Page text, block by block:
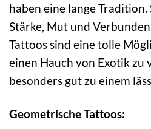
haben eine lange
Stärke, Mut und
Tattoos sind eine tolle
einen Hauch von Exotik zu
besonders gut zu einem
Geometrische Tattoos: